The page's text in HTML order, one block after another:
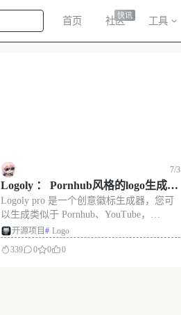
首页 社区快讯 工具
7/3
Logoly ： Pornhub风格的logo生成
器，可以生成生成Pornhub、YouTu
be，onlyfans 等风格的图标
Logoly pro 是一个创意徽标生成器，您可
以生成类似于 Pornhub、YouTube，
onlyfans 等的徽标。 A Simple Online Logo
色等。 项目截图 特征 如
开源项目 # Logo
339
0 0 0